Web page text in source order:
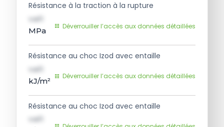
Résistance à la traction à la rupture
val1
MPa
Déverrouiller l’accès aux données détaillées
Résistance au choc Izod avec entaille
val1
kJ/m²
Déverrouiller l’accès aux données détaillées
Résistance au choc Izod avec entaille
val1